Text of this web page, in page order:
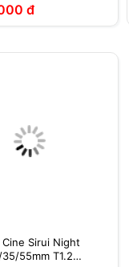
đ
Sirui Night
55mm T1.2